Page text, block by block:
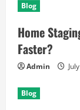
Blog
Home
Faster?
Admin
Blog